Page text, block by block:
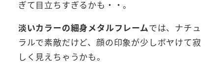
ぎて目立ちすぎるかも・・。
淡いカラーの細身メタルフレームでは、ナチュ
ラルで素敵だけど、顔の印象が少しボヤけて寂
しく見えちゃうかも。